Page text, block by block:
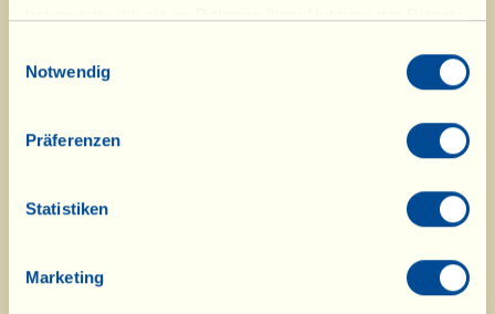
Notwendig
Präferenzen
Statistiken
Marketing
Verbindung von frischem Gemüse mit jenem
und anderswo nicht zu finden ist. Man bereitet
gewaschenen, in Stückchen oder Stifte
Artischocken, Fenchel, Möhren, Sellerie,
Frühlingszwiebeln (je nach Geschmack). Dann
werden kleine Schälchen aufgestellt, in die jeder
Tischgenosse etwas Öl, Salz und Pfeffer (auch